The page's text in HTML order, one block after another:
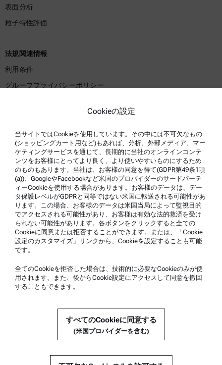
表面分析
粒子特性評価
法規関連情報
利用条件
グループプライバシーポリシー
利用規約
商標
内部告発制度
製品サポート
アントンパール社の認定サービス
安全宣言書
アントンパール・テクニカルセンター
企業情報
メディアリレーションズ
Cookieの設定
当サイトではCookieを使用しています。その中には不可欠なもの
(ショッピングカート用など)もあれば、分析、外部メディア、マー
ケティングサービスを通じて、長期的に当社のオンラインコンテ
ンツをお客様にとってより良く、より使いやすいものにするため
のものもあります。当社は、お客様の同意を得て(GDPR第49条1項
(a))、GoogleやFacebookなど米国のプロバイダーのサードパーテ
ィーCookieを使用する場合があります。お客様のデータは、デー
タ保護レベルがGDPRと同等ではない米国に転送される可能性があ
ります。この場合、お客様のデータは米国当局によって監視目的
でアクセスされる可能性があり、お客様は有効な法的救済を受け
られない可能性があります。各ボタンをクリックすると全ての
Cookieに同意または拒否することができます。または、「Cookie
設定のカスタマイズ」リンクから、Cookieを設定することも可能
です。
全てのCookieを拒否した場合は、技術的に必要なCookieのみが使
用されます。また、後からCookie設定にアクセスして同意を撤回
することもできます。
すべてのCookieに同意する
(米国プロバイダーを含む)